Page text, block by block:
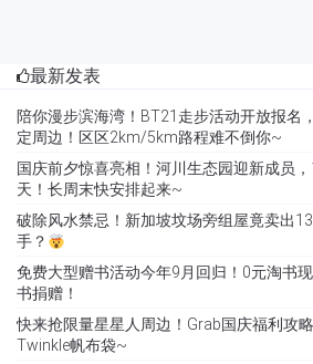
最新发表
陪你漫步滨海湾！BT21走步活动开放报名
定周边！区区2km/5km路程难不倒你~
国庆前夕惊喜亮相！河川生态园迎新成员
天！长周末快安排起来~
破除风水禁忌！新加坡坟场旁组屋竟卖出
手？
免费大型赠书活动今年9月回归！0元淘书
书捐赠！
快来抢限量星星人周边！Grab国庆福利攻
Twinkle帆布袋~